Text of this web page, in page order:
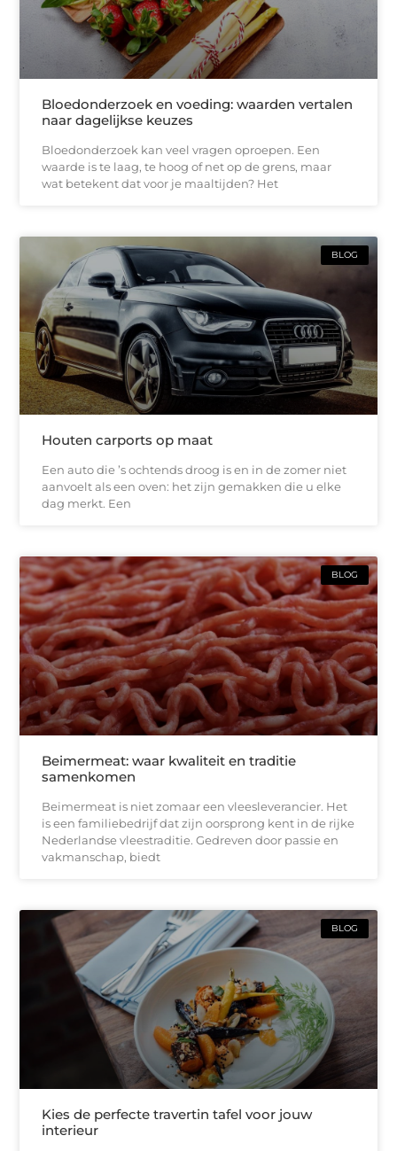
Bloedonderzoek en voeding: waarden vertalen
naar dagelijkse keuzes
Bloedonderzoek kan veel vragen oproepen. Een
waarde is te laag, te hoog of net op de grens, maar
wat betekent dat voor je maaltijden? Het
BLOG
Houten carports op maat
Een auto die ’s ochtends droog is en in de zomer niet
aanvoelt als een oven: het zijn gemakken die u elke
dag merkt. Een
BLOG
Beimermeat: waar kwaliteit en traditie
samenkomen
Beimermeat is niet zomaar een vleesleverancier. Het
is een familiebedrijf dat zijn oorsprong kent in de rijke
Nederlandse vleestraditie. Gedreven door passie en
vakmanschap, biedt
BLOG
Kies de perfecte travertin tafel voor jouw
interieur